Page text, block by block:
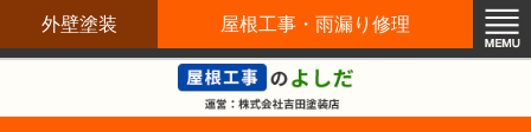
外壁塗装 屋根工事・雨漏り修理